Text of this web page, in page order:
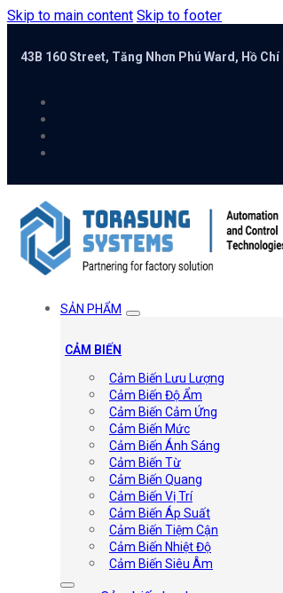
Skip to main content Skip to footer
43B 160 Street, Tăng Nhơn Phú Ward, Hồ
SẢN PHẨM
CẢM BIẾN
Cảm Biến Lưu Lượng
Cảm Biến Độ Ẩm
Cảm Biến Cảm Ứng
Cảm Biến Mức
Cảm Biến Ánh Sáng
Cảm Biến Từ
Cảm Biến Quang
Cảm Biến Vị Trí
Cảm Biến Áp Suất
Cảm Biến Tiệm Cận
Cảm Biến Nhiệt Độ
Cảm Biến Siêu Âm